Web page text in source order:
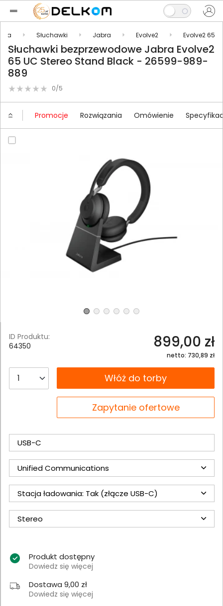
Słuchawki Jabra Evolve2 Evolve2 65
Słuchawki bezprzewodowe Jabra Evolve2
65 UC Stereo Stand Black - 26599-989-
889
0/5
Promocje Rozwiązania Omówienie
ID Produktu:
64350
899,00 zł
netto: 730,89 zł
__B2C.PRODUCT.QUANTITYWłóż do torby
Zapytanie ofertowe
USB-C
Unified Communications
Stacja ładowania: Tak (złącze USB-C)
Stereo
Produkt dostępny
Dowiedz się więcej
Dostawa 9,00 zł
Dowiedz się więcej